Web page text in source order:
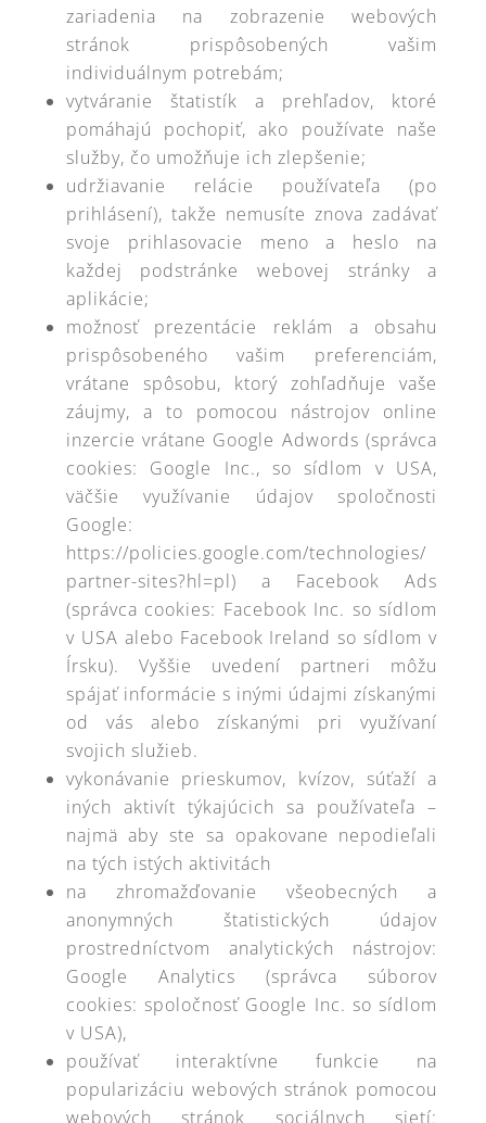
zariadenia na zobrazenie webových
stránok prispôsobených vašim
individuálnym potrebám;
vytváranie štatistík a prehľadov, ktoré
pomáhajú pochopiť, ako používate naše
služby, čo umožňuje ich zlepšenie;
udržiavanie relácie používateľa (po
prihlásení), takže nemusíte znova zadávať
svoje prihlasovacie meno a heslo na
každej podstránke webovej stránky a
aplikácie;
možnosť prezentácie reklám a obsahu
prispôsobeného vašim preferenciám,
vrátane spôsobu, ktorý zohľadňuje vaše
záujmy, a to pomocou nástrojov online
inzercie vrátane Google Adwords (správca
cookies: Google Inc., so sídlom v USA,
väčšie využívanie údajov spoločnosti
Google:
https://policies.google.com/technologies/
partner-sites?hl=pl) a Facebook Ads
(správca cookies: Facebook Inc. so sídlom
v USA alebo Facebook Ireland so sídlom v
Írsku). Vyššie uvedení partneri môžu
spájať informácie s inými údajmi získanými
od vás alebo získanými pri využívaní
svojich služieb.
vykonávanie prieskumov, kvízov, súťaží a
iných aktivít týkajúcich sa používateľa –
najmä aby ste sa opakovane nepodieľali
na tých istých aktivitách
na zhromažďovanie všeobecných a
anonymných štatistických údajov
prostredníctvom analytických nástrojov:
Google Analytics (správca súborov
cookies: spoločnosť Google Inc. so sídlom
v USA),
používať interaktívne funkcie na
popularizáciu webových stránok pomocou
webových stránok sociálnych sietí: